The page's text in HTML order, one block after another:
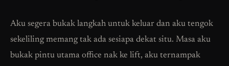
Aku segera bukak langkah untuk keluar dan aku tengok
sekeliling memang tak ada sesiapa dekat situ. Masa aku
bukak pintu utama office nak ke lift, aku ternampak